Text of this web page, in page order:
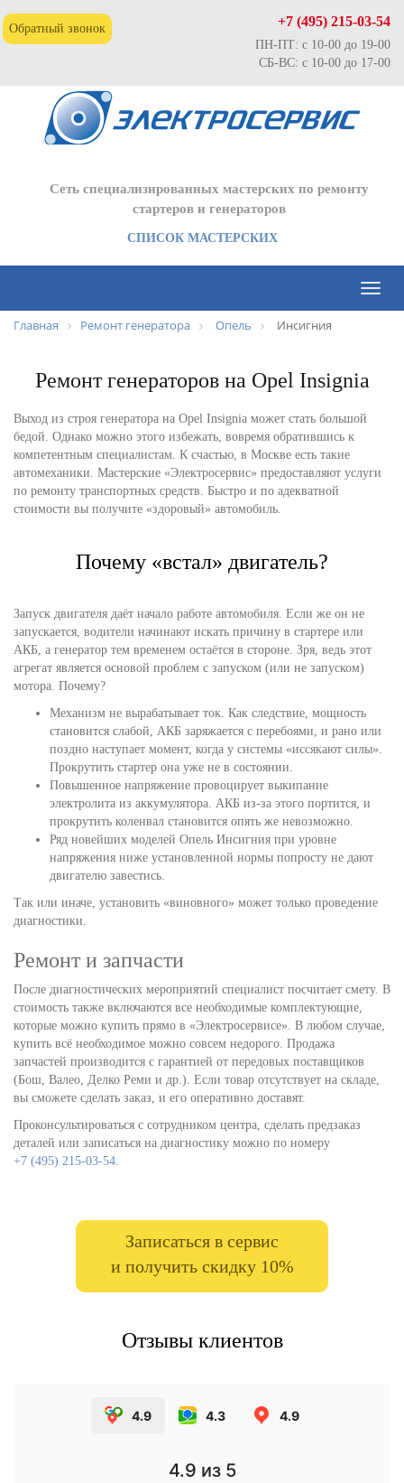
Обратный звонок +7 (495) 215-03-54
ПН-ПТ: с 10-00 до 19-00
СБ-ВС: с 10-00 до 17-00
Сеть специализированных мастерских по ремонту
стартеров и генераторов
СПИСОК МАСТЕРСКИХ
Toggle
Главная Ремонт генератора Опель Инсигния
Ремонт генераторов на Opel Insignia
Выход из строя генератора на Opel Insignia может стать большой
бедой. Однако можно этого избежать, вовремя обратившись к
компетентным специалистам. К счастью, в Москве есть такие
автомеханики. Мастерские «Электросервис» предоставляют услуги
по ремонту транспортных средств. Быстро и по адекватной
стоимости вы получите «здоровый» автомобиль.
Почему «встал» двигатель?
Запуск двигателя даёт начало работе автомобиля. Если же он не
запускается, водители начинают искать причину в стартере или
АКБ, а генератор тем временем остаётся в стороне. Зря, ведь этот
агрегат является основой проблем с запуском (или не запуском)
мотора. Почему?
Механизм не вырабатывает ток. Как следствие, мощность
становится слабой, АКБ заряжается с перебоями, и рано или
поздно наступает момент, когда у системы «иссякают силы».
Прокрутить стартер она уже не в состоянии.
Повышенное напряжение провоцирует выкипание
электролита из аккумулятора. АКБ из-за этого портится, и
прокрутить коленвал становится опять же невозможно.
Ряд новейших моделей Опель Инсигния при уровне
напряжения ниже установленной нормы попросту не дают
двигателю завестись.
Так или иначе, установить «виновного» может только проведение
диагностики.
Ремонт и запчасти
После диагностических мероприятий специалист посчитает смету. В
стоимость также включаются все необходимые комплектующие,
которые можно купить прямо в «Электросервисе». В любом случае,
купить всё необходимое можно совсем недорого. Продажа
запчастей производится с гарантией от передовых поставщиков
(Бош, Валео, Делко Реми и др.). Если товар отсутствует на складе,
вы сможете сделать заказ, и его оперативно доставят.
Проконсультироваться с сотрудником центра, сделать предзаказ
деталей или записаться на диагностику можно по номеру
+7 (495) 215-03-54.
Записаться в сервис
и получить скидку 10%
Отзывы клиентов
4.9 4.3 4.9
4.9 из 5